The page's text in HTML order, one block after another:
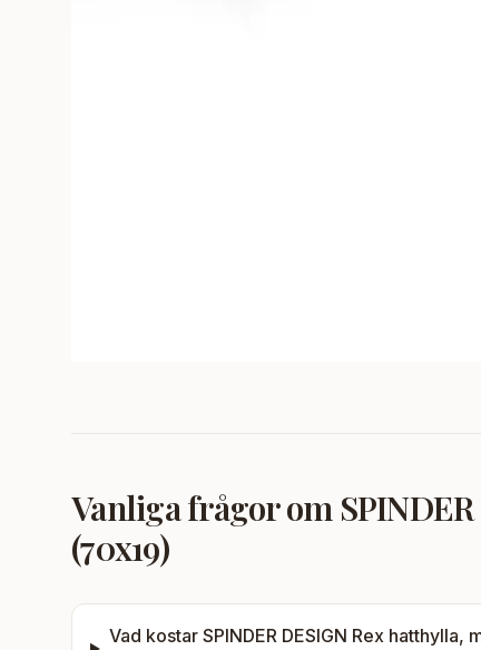
Vanliga frågor om
(70x19)
Vad kostar SPINDER DESIGN Rex